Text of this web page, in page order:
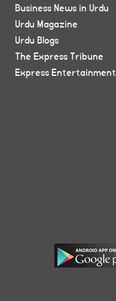
Business News in Urdu
Urdu Magazine
Urdu Blogs
The Express Tribune
Express Entertainment